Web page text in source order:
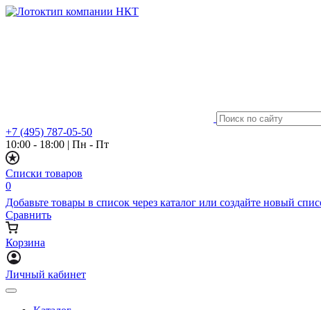
+7 (495) 787-05-50
10:00 - 18:00 | Пн - Пт
Списки товаров
0
Добавьте товары в список через каталог или создайте новый
Сравнить
Корзина
Личный кабинет